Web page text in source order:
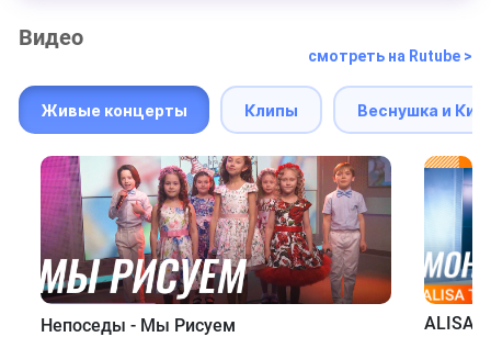
Видео
смотреть на Rutube >
Живые концерты Клипы Веснушка и
Непоседы - Мы Рисуем
ALISA